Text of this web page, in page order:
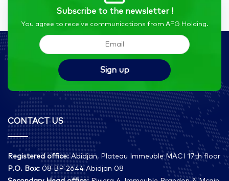
Subscribe to the newsletter !
You agree to receive communications from AFG Holding.
CONTACT US
Registered office:Abidjan, Plateau Immeuble MACI 17th floor
P.O. Box: 08 BP 2644 Abidjan 08